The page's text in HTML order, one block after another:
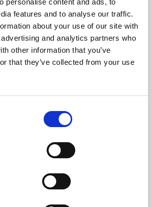
features and to analyse our traffic.
about your use of our site with
and analytics partners who
other information that you’ve
that they’ve collected from your use
Gas (ºC) 64
(mm)
Nel Camino (pa) 12
(Db)
Potenza